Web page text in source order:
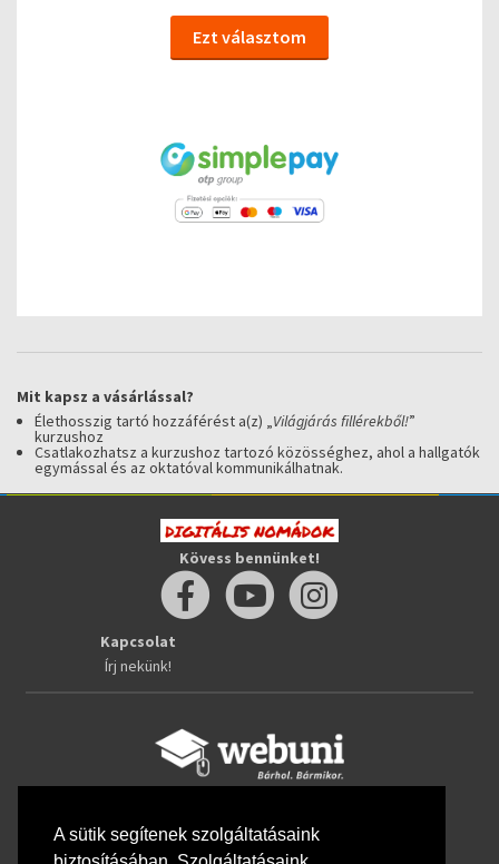
A sütik segítenek szolgáltatásaink
Ezt választom
Mit kapsz a vásárlással?
Élethosszig tartó hozzáférést a(z) „Világjárás fillérekből!”
kurzushoz
Csatlakozhatsz a kurzushoz tartozó közösséghez, ahol a hallgatók
egymással és az oktatóval kommunikálhatnak.
Kövess bennünket!
Kapcsolat
Írj nekünk!
Kövess bennünket!